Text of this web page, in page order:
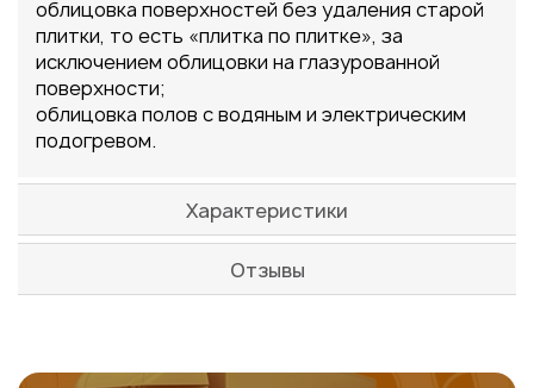
облицовка поверхностей без удаления старой
плитки, то есть «плитка по плитке», за
исключением облицовки на глазурованной
поверхности;
облицовка полов с водяным и электрическим
подогревом.
Характеристики
Отзывы